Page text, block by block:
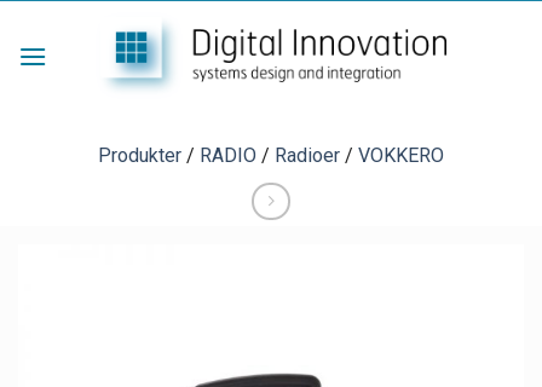
Produkter / RADIO / Radioer / VOKKERO